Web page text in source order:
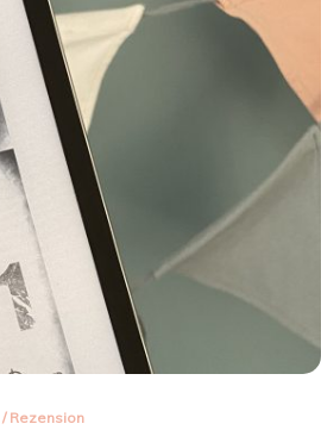
/ Rezension